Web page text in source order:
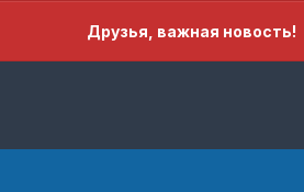
Друзья, важная новость!